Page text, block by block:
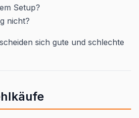
Setup?
nicht?
sich gute und schlechte